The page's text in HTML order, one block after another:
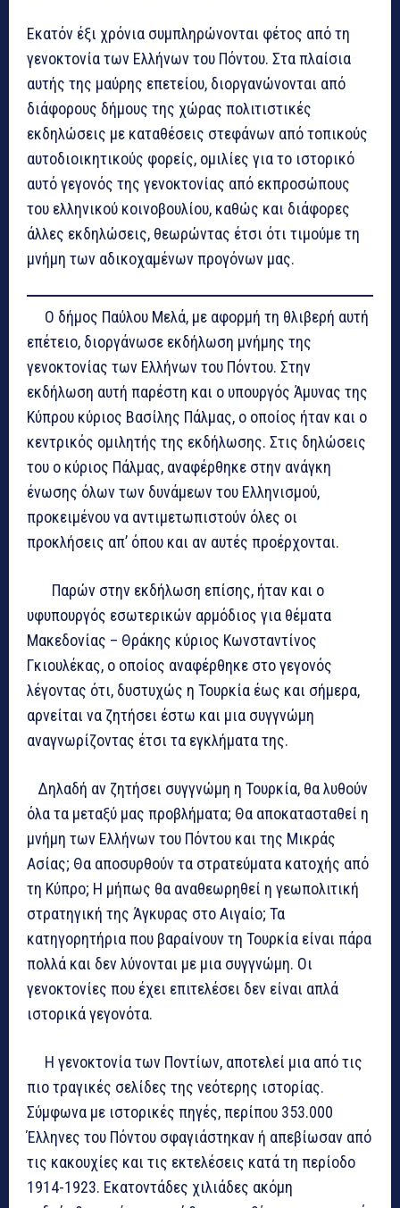
Εκατόν έξι χρόνια συμπληρώνονται φέτος από τη
γενοκτονία των Ελλήνων του Πόντου. Στα πλαίσια
αυτής της μαύρης επετείου, διοργανώνονται από
διάφορους δήμους της χώρας πολιτιστικές
εκδηλώσεις με καταθέσεις στεφάνων από τοπικούς
αυτοδιοικητικούς φορείς, ομιλίες για το ιστορικό
αυτό γεγονός της γενοκτονίας από εκπροσώπους
του ελληνικού κοινοβουλίου, καθώς και διάφορες
άλλες εκδηλώσεις, θεωρώντας έτσι ότι τιμούμε τη
μνήμη των αδικοχαμένων προγόνων μας.
Ο δήμος Παύλου Μελά, με αφορμή τη θλιβερή αυτή
επέτειο, διοργάνωσε εκδήλωση μνήμης της
γενοκτονίας των Ελλήνων του Πόντου. Στην
εκδήλωση αυτή παρέστη και ο υπουργός Άμυνας της
Κύπρου κύριος Βασίλης Πάλμας, ο οποίος ήταν και ο
κεντρικός ομιλητής της εκδήλωσης. Στις δηλώσεις
του ο κύριος Πάλμας, αναφέρθηκε στην ανάγκη
ένωσης όλων των δυνάμεων του Ελληνισμού,
προκειμένου να αντιμετωπιστούν όλες οι
προκλήσεις απ’ όπου και αν αυτές προέρχονται.
Παρών στην εκδήλωση επίσης, ήταν και ο
υφυπουργός εσωτερικών αρμόδιος για θέματα
Μακεδονίας – Θράκης κύριος Κωνσταντίνος
Γκιουλέκας, ο οποίος αναφέρθηκε στο γεγονός
λέγοντας ότι, δυστυχώς η Τουρκία έως και σήμερα,
αρνείται να ζητήσει έστω και μια συγγνώμη
αναγνωρίζοντας έτσι τα εγκλήματα της.
Δηλαδή αν ζητήσει συγγνώμη η Τουρκία, θα λυθούν
όλα τα μεταξύ μας προβλήματα; Θα αποκατασταθεί η
μνήμη των Ελλήνων του Πόντου και της Μικράς
Ασίας; Θα αποσυρθούν τα στρατεύματα κατοχής από
τη Κύπρο; H μήπως θα αναθεωρηθεί η γεωπολιτική
στρατηγική της Άγκυρας στο Αιγαίο; Τα
κατηγορητήρια που βαραίνουν τη Τουρκία είναι πάρα
πολλά και δεν λύνονται με μια συγγνώμη. Οι
γενοκτονίες που έχει επιτελέσει δεν είναι απλά
ιστορικά γεγονότα.
Η γενοκτονία των Ποντίων, αποτελεί μια από τις
πιο τραγικές σελίδες της νεότερης ιστορίας.
Σύμφωνα με ιστορικές πηγές, περίπου 353.000
Έλληνες του Πόντου σφαγιάστηκαν ή απεβίωσαν από
τις κακουχίες και τις εκτελέσεις κατά τη περίοδο
1914-1923. Εκατοντάδες χιλιάδες ακόμη